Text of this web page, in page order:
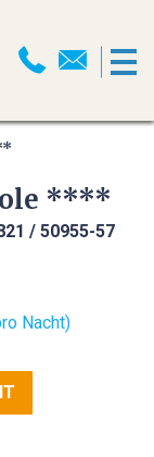
****
/ 50955-57
Nacht)